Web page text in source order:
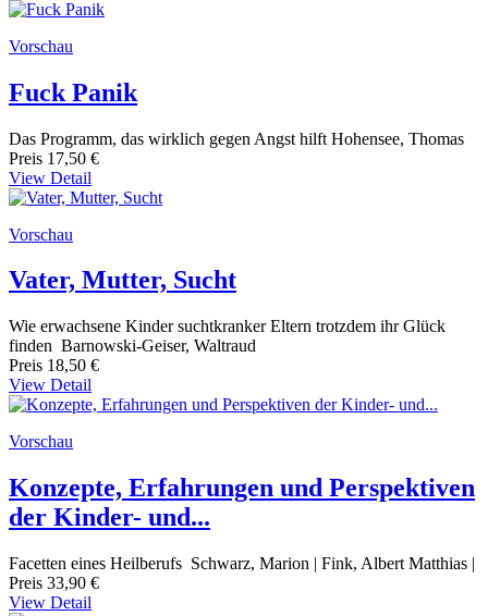
Vorschau
Fuck Panik
Das Programm, das wirklich gegen Angst hilft Hohensee, Thomas
Preis 17,50 €
View Detail
Vorschau
Vater, Mutter, Sucht
Wie erwachsene Kinder suchtkranker Eltern trotzdem ihr Glück
finden Barnowski-Geiser, Waltraud
Preis 18,50 €
View Detail
Vorschau
Konzepte, Erfahrungen und Perspektiven
der Kinder- und...
Facetten eines Heilberufs Schwarz, Marion | Fink, Albert Matthias |
Preis 33,90 €
View Detail